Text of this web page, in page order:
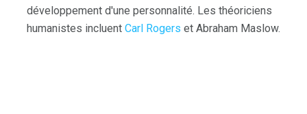
développement d'une personnalité. Les théoriciens
humanistes incluent Carl Rogers et Abraham Maslow.